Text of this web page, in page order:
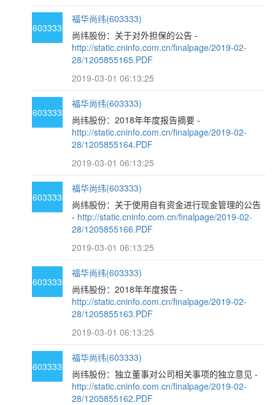
603333
福华尚纬(603333)
尚纬股份：关于对外担保的公告 -
http://static.cninfo.com.cn/finalpage/2019-02-
28/1205855165.PDF
2019-03-01 06:13:25
603333
福华尚纬(603333)
尚纬股份：2018年年度报告摘要 -
http://static.cninfo.com.cn/finalpage/2019-02-
28/1205855164.PDF
2019-03-01 06:13:25
603333
福华尚纬(603333)
尚纬股份：关于使用自有资金进行现金管理的公告
- http://static.cninfo.com.cn/finalpage/2019-02-
28/1205855166.PDF
2019-03-01 06:13:25
603333
福华尚纬(603333)
尚纬股份：2018年年度报告 -
http://static.cninfo.com.cn/finalpage/2019-02-
28/1205855163.PDF
2019-03-01 06:13:25
603333
福华尚纬(603333)
尚纬股份：独立董事对公司相关事项的独立意见 -
http://static.cninfo.com.cn/finalpage/2019-02-
28/1205855162.PDF